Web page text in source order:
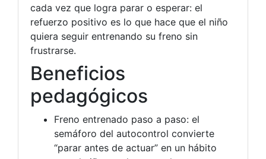
cada vez que logra parar o esperar: el
refuerzo positivo es lo que hace que el niño
quiera seguir entrenando su freno sin
frustrarse.
Beneficios
pedagógicos
Freno entrenado paso a paso: el
semáforo del autocontrol convierte
“parar antes de actuar” en un hábito